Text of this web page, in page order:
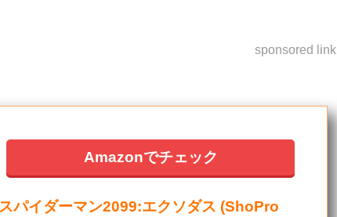
sponsored link
Amazonでチェック
スパイダーマン2099:エクソダス (ShoPro